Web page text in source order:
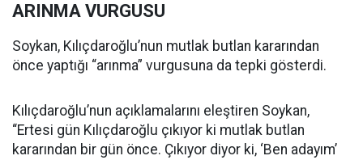
ARINMA VURGUSU
Soykan, Kılıçdaroğlu’nun mutlak butlan kararından
önce yaptığı “arınma” vurgusuna da tepki gösterdi.
Kılıçdaroğlu’nun açıklamalarını eleştiren Soykan,
“Ertesi gün Kılıçdaroğlu çıkıyor ki mutlak butlan
kararından bir gün önce. Çıkıyor diyor ki, ‘Ben adayım’